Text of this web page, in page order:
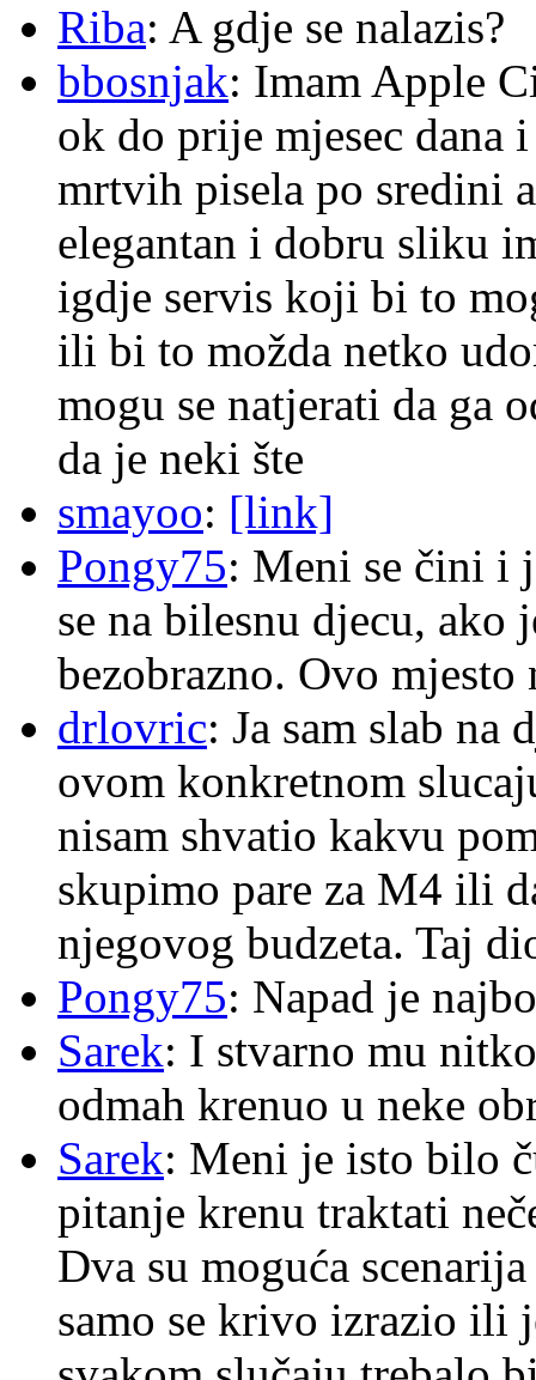
Riba: A gdje se nalazis?
bbosnjak: Imam Apple
ok do prije mjesec dana
mrtvih pisela po sredini
elegantan i dobru sliku
igdje servis koji bi to
ili bi to možda netko
mogu se natjerati da ga
da je neki šte
smayoo: [link]
Pongy75: Meni se čini i
se na bilesnu djecu, ako
bezobrazno. Ovo
drlovric: Ja sam slab na
ovom konkretnom
nisam shvatio kakvu
skupimo pare za M4 ili
njegovog budzeta. Taj
Pongy75: Napad je
Sarek: I stvarno mu
odmah krenuo u neke
Sarek: Meni je isto bilo
pitanje krenu traktati
Dva su moguća
samo se krivo izrazio ili